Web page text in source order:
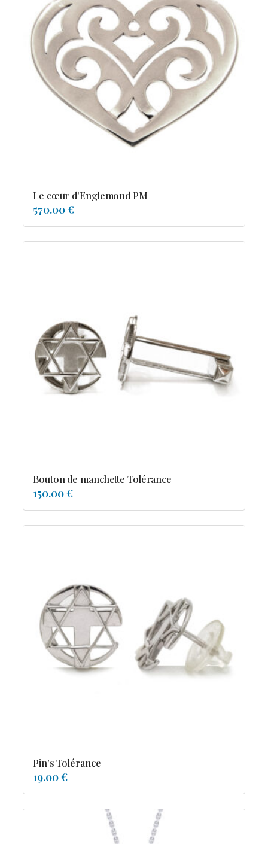
Le cœur d'Englemond PM
570.00 €
Bouton de manchette Tolérance
150.00 €
Pin's Tolérance
19.00 €